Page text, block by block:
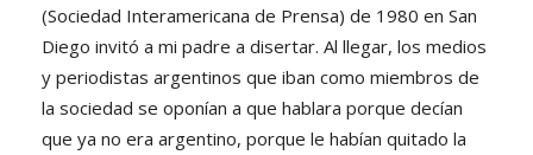
(Sociedad Interamericana de Prensa) de 1980 en San
Diego invitó a mi padre a disertar. Al llegar, los medios
y periodistas argentinos que iban como miembros de
la sociedad se oponían a que hablara porque decían
que ya no era argentino, porque le habían quitado la